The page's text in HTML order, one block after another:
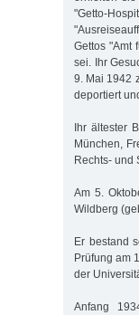
"Getto-
Gettos "Amt
sei. Ihr
9. Mai 1942
deportiert
Ihr ältester
München,
Rechts- und
Am 5.
Wildberg
Er bestand
Prüfung am
der
Anfang